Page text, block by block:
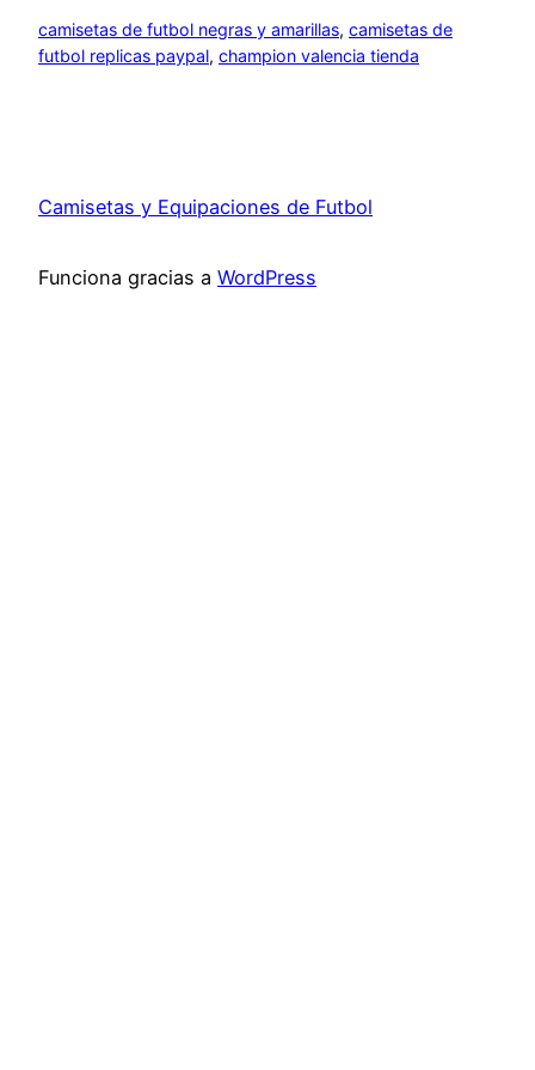
camisetas de futbol negras y amarillas, camisetas de
futbol replicas paypal, champion valencia tienda
Camisetas y Equipaciones de Futbol
Funciona gracias a WordPress